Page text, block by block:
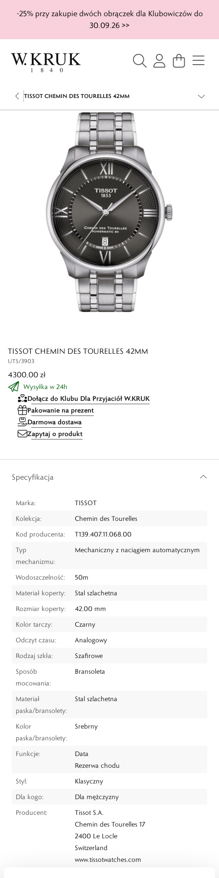
-25% przy zakupie dwóch obrączek dla Klubowiczów do
30.09.26 >>
TISSOT CHEMIN DES TOURELLES 42MM
TISSOT CHEMIN DES TOURELLES 42MM
UTS/3903
4300,00 zł
Wysyłka w 24h
Dołącz do Klubu Dla Przyjaciół W.KRUK
Pakowanie na prezent
Darmowa dostawa
Zapytaj o produkt
Specyfikacja
Marka:
TISSOT
Kolekcja:
Chemin des Tourelles
Kod producenta:
T139.407.11.068.00
Typ
mechanizmu:
Mechaniczny z naciągiem automatycznym
Wodoszczelność:
50m
Materiał koperty:
Stal szlachetna
Rozmiar koperty:
42,00 mm
Kolor tarczy:
Czarny
Odczyt czasu:
Analogowy
Rodzaj szkła:
Szafirowe
Sposób
mocowania:
Bransoleta
Materiał
paska/bransolety:
Stal szlachetna
Kolor
paska/bransolety:
Srebrny
Funkcje:
Data
Rezerwa chodu
Styl:
Klasyczny
Dla kogo:
Dla mężczyzny
Producent:
Tissot S.A.
Chemin des Tourelles 17
2400 Le Locle
Switzerland
www.tissotwatches.com